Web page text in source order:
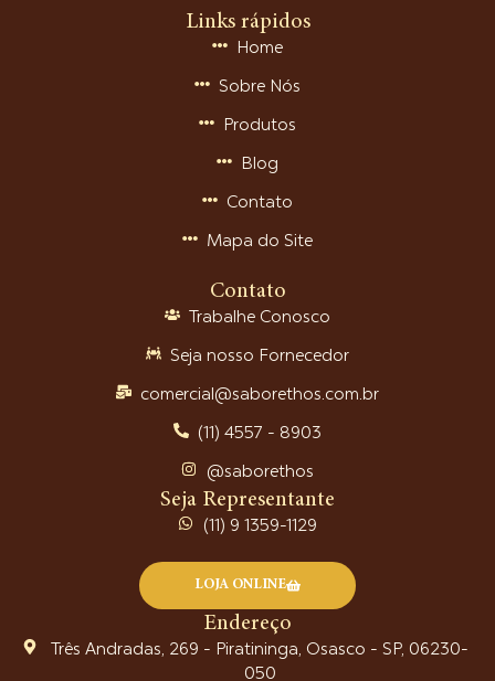
Links rápidos
Home
Sobre Nós
Produtos
Blog
Contato
Mapa do Site
Contato
Trabalhe Conosco
Seja nosso Fornecedor
comercial@saborethos.com.br
(11) 4557 - 8903
@saborethos
Seja Representante
(11) 9 1359-1129
LOJA ONLINE
Endereço
Três Andradas, 269 - Piratininga, Osasco - SP, 06230-
050